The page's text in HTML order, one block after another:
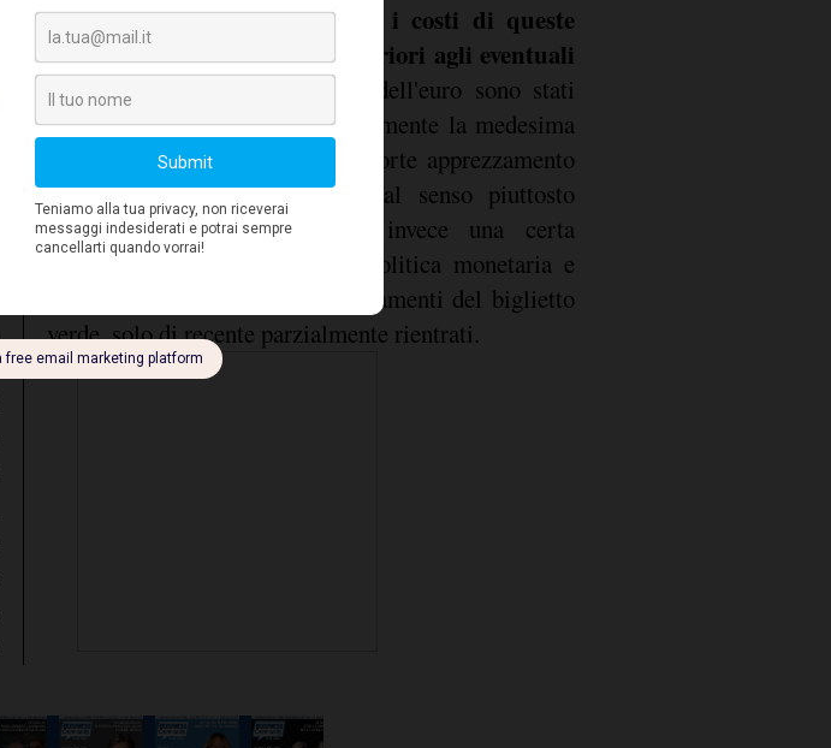
più orientata verso l'idea che i costi di queste
operazioni possano essere superiori agli eventuali
benefici. Gli effetti sul valore dell'euro sono stati
molto simili e riflettono assolutamente la medesima
dinamica dell'indice tedesco. Il forte apprezzamento
del cambio Eurodollaro è in tal senso piuttosto
eloquente. La Fed mantiene invece una certa
moderazione nell'approccio di politica monetaria e
ciò ha condotto a iniziali rafforzamenti del biglietto
verde, solo di recente parzialmente rientrati.